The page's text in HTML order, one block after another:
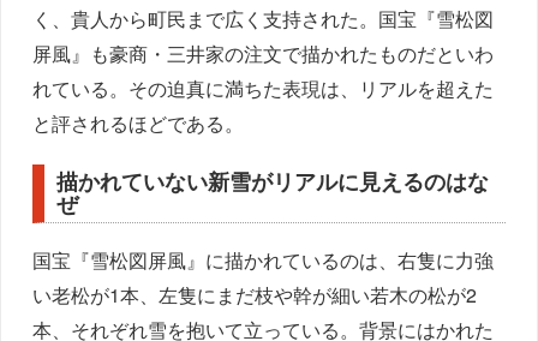
く、貴人から町民まで広く支持された。国宝『雪松図
屏風』も豪商・三井家の注文で描かれたものだといわ
れている。その迫真に満ちた表現は、リアルを超えた
と評されるほどである。
描かれていない新雪がリアルに見えるのはな
ぜ
国宝『雪松図屏風』に描かれているのは、右隻に力強
い老松が1本、左隻にまだ枝や幹が細い若木の松が2
本、それぞれ雪を抱いて立っている。背景にはかれた